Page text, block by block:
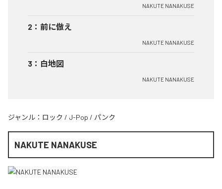
NAKUTE NANAKUSE
2 ： 前に倣え
NAKUTE NANAKUSE
3 ： 白地図
NAKUTE NANAKUSE
ジャンル： ロック / J-Pop / パンク
NAKUTE NANAKUSE